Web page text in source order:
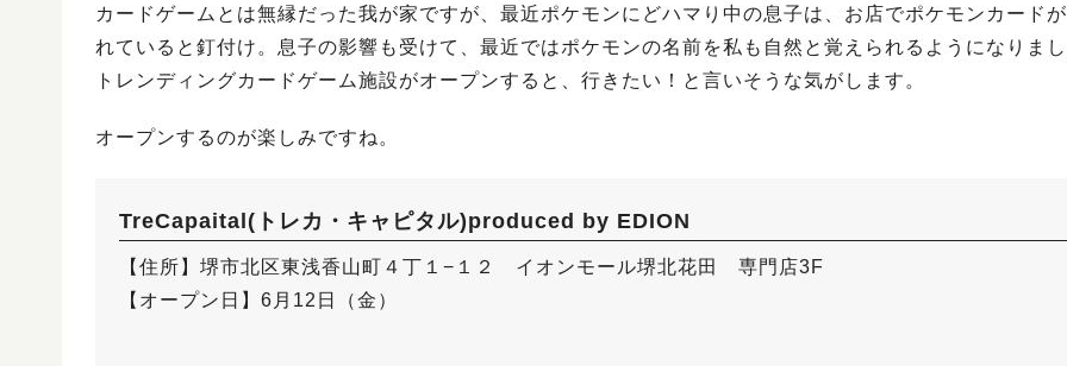
カードゲームとは無縁だった我が家ですが、最近ポケモンにどハマり中の息子は、お店でポケモンカード
れていると釘付け。息子の影響も受けて、最近ではポケモンの名前を私も自然と覚えられるようになりま
トレンディングカードゲーム施設がオープンすると、行きたい！と言いそうな気がします。
オープンするのが楽しみですね。
TreCapaital(トレカ・キャピタル)produced by EDION
【住所】堺市北区東浅香山町４丁１−１２ イオンモール堺北花田 専門店3F
【オープン日】6月12日（金）